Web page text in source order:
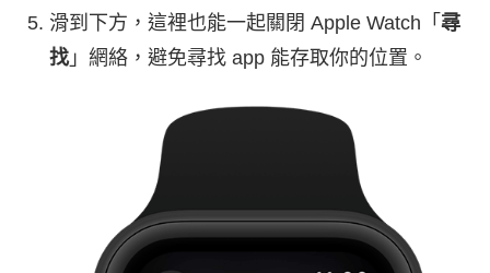
滑到下方，這裡也能一起關閉 Apple Watch「 尋
找」網絡，避免尋找 app 能存取你的位置。